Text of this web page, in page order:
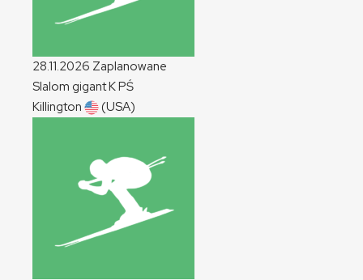
28.11.2026 Zaplanowane
Slalom gigantKPŚ
Killington
(USA)